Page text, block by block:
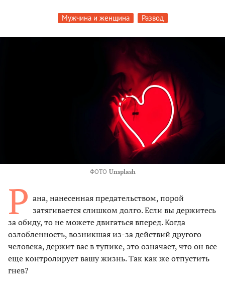
Мужчина и женщина Развод
ФОТО Unsplash
Р ана, нанесенная предательством, порой
затягивается слишком долго. Если вы держитесь
за обиду, то не можете двигаться вперед. Когда
озлобленность, возникшая из-за действий другого
человека, держит вас в тупике, это означает, что он все
еще контролирует вашу жизнь. Так как же отпустить
гнев?